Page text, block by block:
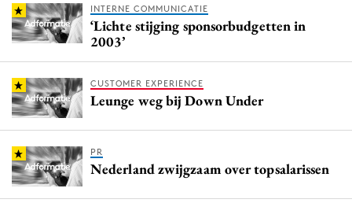
INTERNE COMMUNICATIE
‘Lichte stijging sponsorbudgetten in
2003’
CUSTOMER EXPERIENCE
Leunge weg bij Down Under
PR
Nederland zwijgzaam over topsalarissen